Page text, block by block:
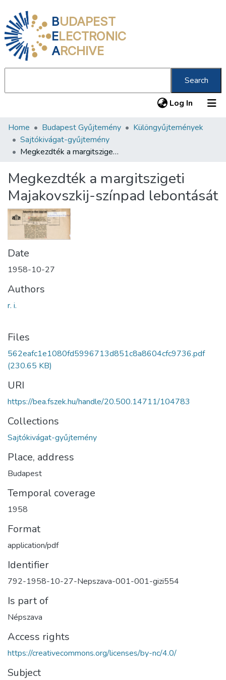
BUDAPEST
ELECTRONIC
ARCHIVE
Search
Log In (current)
Communities & Collections
All of DSpace
About us
Home Budapest Gyűjtemény
Különgyűjtemények
Sajtókivágat-gyűjtemény
Megkezdték a margitszigeti Majakovszkij-színpad lebontását
Megkezdték a margitszigeti
Majakovszkij-színpad lebontását
Date
1958-10-27
Authors
r. i.
Files
562eafc1e1080fd5996713d851c8a8604cfc9736.pdf
(230.65 KB)
URI
https://bea.fszek.hu/handle/20.500.14711/104783
Collections
Sajtókivágat-gyűjtemény
Place, address
Budapest
Temporal coverage
1958
Format
application/pdf
Identifier
792-1958-10-27-Nepszava-001-001-gizi554
Is part of
Népszava
Access rights
https://creativecommons.org/licenses/by-nc/4.0/
Subject